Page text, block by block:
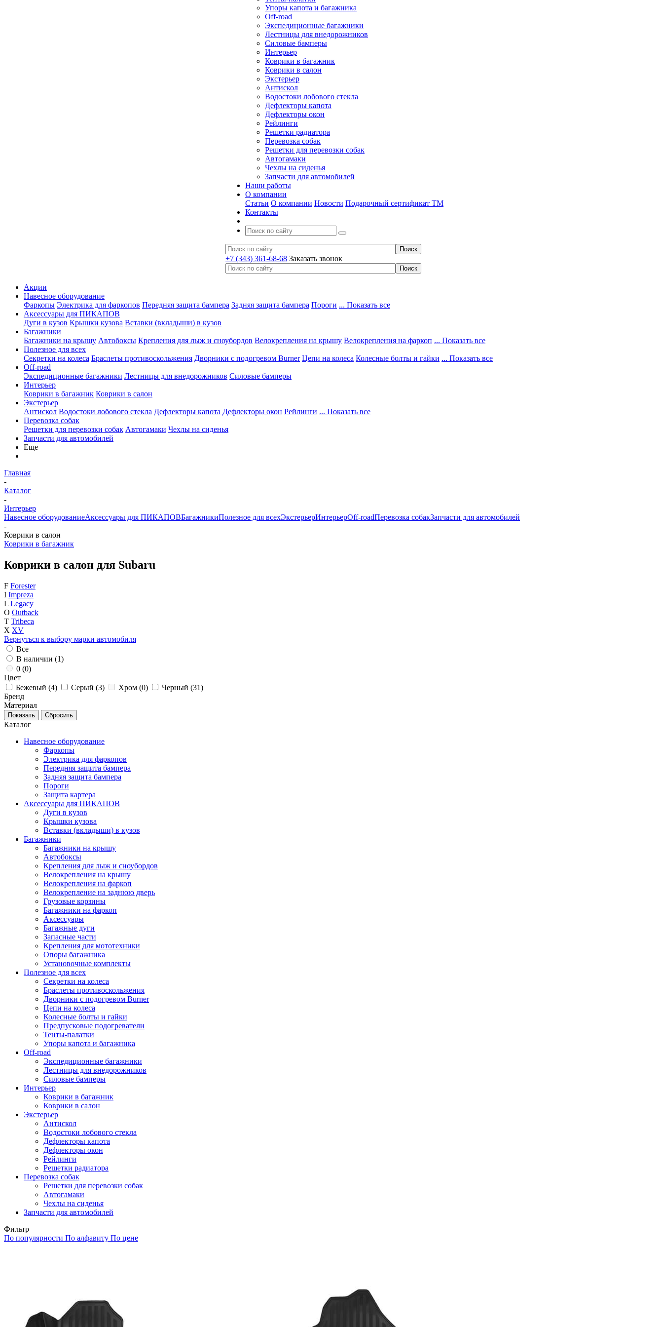
Упоры капота и багажника
Off-road
Экспедиционные багажники
Лестницы для внедорожников
Силовые бамперы
Интерьер
Коврики в багажник
Коврики в салон
Экстерьер
Антискол
Водостоки лобового стекла
Дефлекторы капота
Дефлекторы окон
Рейлинги
Решетки радиатора
Перевозка собак
Решетки для перевозки собак
Автогамаки
Чехлы на сиденья
Запчасти для автомобилей
Наши работы
О компании
Статьи О компании Новости Подарочный сертификат ТМ
Контакты
+7 (343) 361-68-68 Заказать звонок
Акции
Навесное оборудование
Фаркопы Электрика для фаркопов Передняя защита бампера Задняя защита бампера Пороги ... Показать все
Аксессуары для ПИКАПОВ
Дуги в кузов Крышки кузова Вставки (вкладыши) в кузов
Багажники
Багажники на крышу Автобоксы Крепления для лыж и сноубордов Велокрепления на крышу Велокрепления на фаркоп ... Показать все
Полезное для всех
Секретки на колеса Браслеты противоскольжения Дворники с подогревом Burner Цепи на колеса Колесные болты и гайки ... Показать все
Off-road
Экспедиционные багажники Лестницы для внедорожников Силовые бамперы
Интерьер
Коврики в багажник Коврики в салон
Экстерьер
Антискол Водостоки лобового стекла Дефлекторы капота Дефлекторы окон Рейлинги ... Показать все
Перевозка собак
Решетки для перевозки собак Автогамаки Чехлы на сиденья
Запчасти для автомобилей
Еще
Главная
-
Каталог
-
Интерьер
Навесное оборудованиеАксессуары для ПИКАПОВБагажникиПолезное для всехЭкстерьерИнтерьерOff-roadПеревозка собакЗапчасти для автомобилей
-
Коврики в салон
Коврики в багажник
Коврики в салон для Subaru
F Forester
I Impreza
L Legacy
O Outback
T Tribeca
X XV
Вернуться к выбору марки автомобиля
Все
В наличии (1)
0 (0)
Цвет
Бежевый (4) Серый (3) Хром (0) Черный (31)
Бренд
Материал
Каталог
Навесное оборудование
Фаркопы
Электрика для фаркопов
Передняя защита бампера
Задняя защита бампера
Пороги
Защита картера
Аксессуары для ПИКАПОВ
Дуги в кузов
Крышки кузова
Вставки (вкладыши) в кузов
Багажники
Багажники на крышу
Автобоксы
Крепления для лыж и сноубордов
Велокрепления на крышу
Велокрепления на фаркоп
Велокрепление на заднюю дверь
Грузовые корзины
Багажники на фаркоп
Аксессуары
Багажные дуги
Запасные части
Крепления для мототехники
Опоры багажника
Установочные комплекты
Полезное для всех
Секретки на колеса
Браслеты противоскольжения
Дворники с подогревом Burner
Цепи на колеса
Колесные болты и гайки
Предпусковые подогреватели
Тенты-палатки
Упоры капота и багажника
Off-road
Экспедиционные багажники
Лестницы для внедорожников
Силовые бамперы
Интерьер
Коврики в багажник
Коврики в салон
Экстерьер
Антискол
Водостоки лобового стекла
Дефлекторы капота
Дефлекторы окон
Рейлинги
Решетки радиатора
Перевозка собак
Решетки для перевозки собак
Автогамаки
Чехлы на сиденья
Запчасти для автомобилей
Фильтр
По популярности По алфавиту По цене